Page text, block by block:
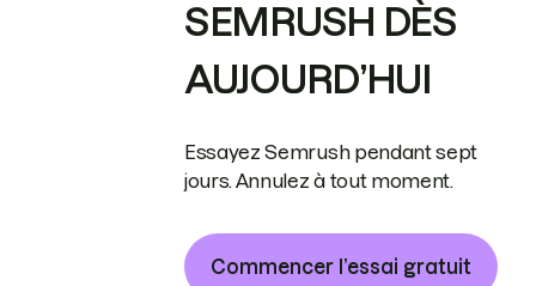
SEMRUSH DÈS
AUJOURD’HUI
Essayez Semrush pendant sept
jours. Annulez à tout moment.
Commencer l’essai gratuit